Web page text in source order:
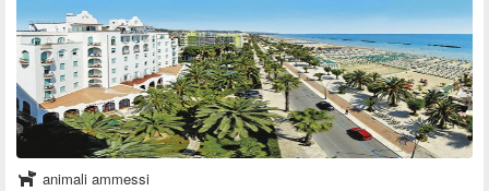
animali ammessi